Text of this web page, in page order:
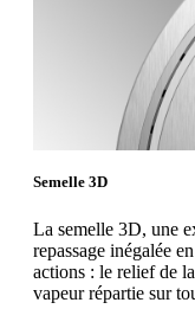
Semelle 3D
La semelle 3D, une
repassage inégalée
actions : le relief de
vapeur répartie sur